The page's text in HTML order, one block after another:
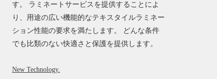
す。 ラミネートサービスを提供することによ
り、用途の広い機能的なテキスタイルラミネー
ション性能の要求を満たします。 どんな条件
でも比類のない快適さと保護を提供します。
New Technology.